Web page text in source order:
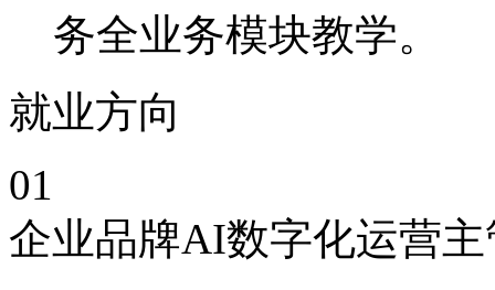
务全业务模块教学。
就业方向
01
企业品牌AI数字化运营主